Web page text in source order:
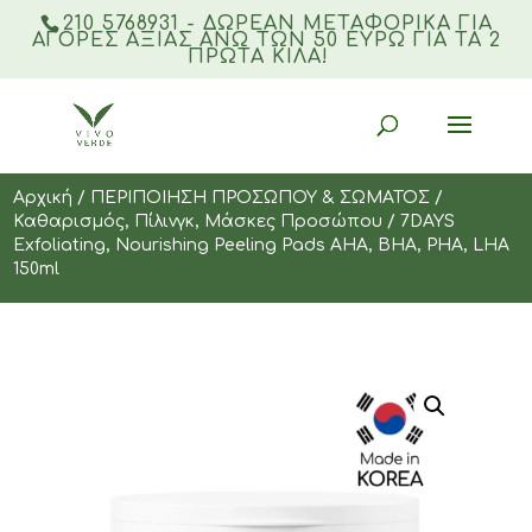
210 5768931 - ΔΩΡΕΑΝ ΜΕΤΑΦΟΡΙΚΆ ΓΙΑ
ΑΓΟΡΈΣ ΑΞΊΑΣ ΆΝΩ ΤΩΝ 50 ΕΥΡΏ ΓΙΑ ΤΑ 2
ΠΡΏΤΑ ΚΙΛΆ!
Αρχική / ΠΕΡΙΠΟΙΗΣΗ ΠΡΟΣΩΠΟΥ & ΣΩΜΑΤΟΣ /
Καθαρισμός, Πίλινγκ, Μάσκες Προσώπου / 7DAYS
Exfoliating, Nourishing Peeling Pads AHA, BHA, PHA, LHA
150ml